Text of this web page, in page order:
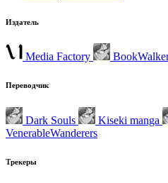
Издатель
Media Factory
Переводчик
Dark Souls Kiseki manga
VenerableWanderers
Трекеры